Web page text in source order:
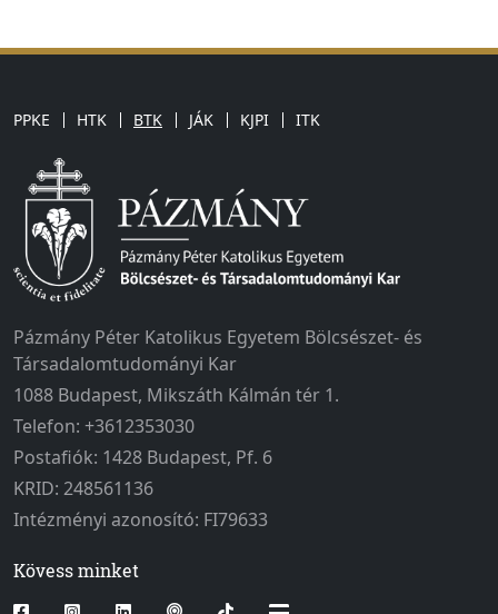
PPKE HTK BTK JÁK KJPI ITK
Pázmány Péter Katolikus Egyetem Bölcsészet- és
Társadalomtudományi Kar
1088 Budapest, Mikszáth Kálmán tér 1.
Telefon: +3612353030
Postafiók: 1428 Budapest, Pf. 6
KRID: 248561136
Intézményi azonosító: FI79633
Kövess minket